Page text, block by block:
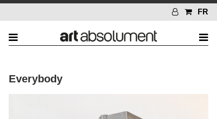
FR
Everybody